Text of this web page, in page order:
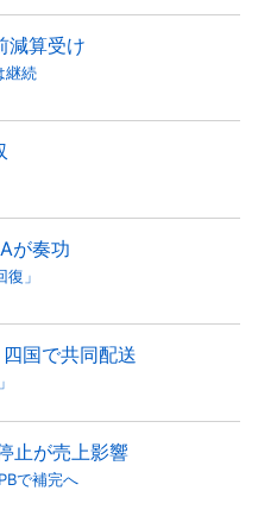
減算受け
継続
が奏功
」
国で共同配送
止が売上影響
で補完へ